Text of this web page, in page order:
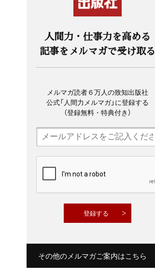
人間力・仕事力を高める
記事をメルマガで受け取る
メルマガ読者６万人の致知出版社
公式「人間力メルマガ」に登録する
（登録無料・特典付き）
その他のメルマガご案内はこちら